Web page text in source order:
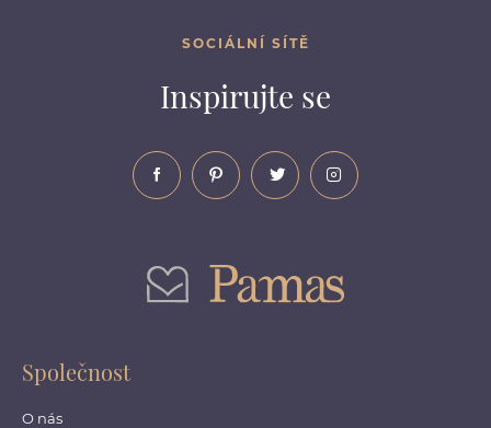
SOCIÁLNÍ SÍTĚ
Inspirujte se
Společnost
O nás